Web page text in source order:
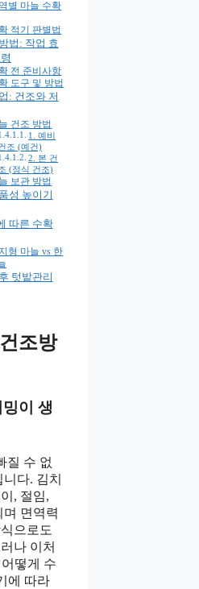
별 마늘 수확
적기 판별법
법: 작업 효
전 준비사항
도구 및 방법
: 건조와 저
건조 방법
1. 예비
조 (예건)
2. 본 건
(정식 건조)
보관 방법
성 높이기
따른 수확
형 마늘 vs 한
텃밭관리
조방
이 생
질 수 없
다. 김치
, 절임,
면역력
으로도
나 이처
떻게 수
에 따라